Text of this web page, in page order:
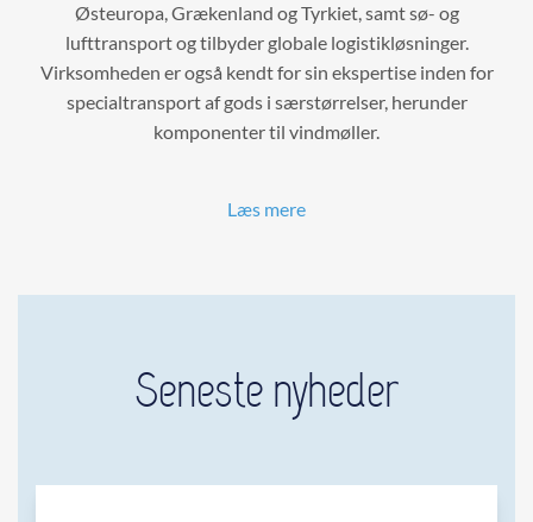
Østeuropa, Grækenland og Tyrkiet, samt sø- og
lufttransport og tilbyder globale logistikløsninger.
Virksomheden er også kendt for sin ekspertise inden for
specialtransport af gods i særstørrelser, herunder
komponenter til vindmøller.
Læs mere
Seneste nyheder